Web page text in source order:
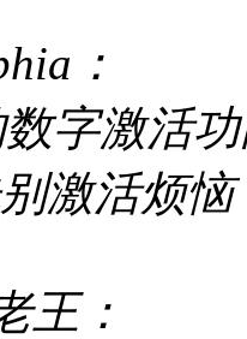
：
数字激活
激活烦
王：